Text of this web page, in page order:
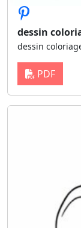
dessin
dessin
PDF